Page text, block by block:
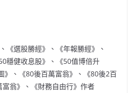
《選股勝經》、《年報勝經》、
穩健收息股》、《50值博倍升
》、《80後百萬富翁》、《80後2百
翁》、《財務自由行》作者